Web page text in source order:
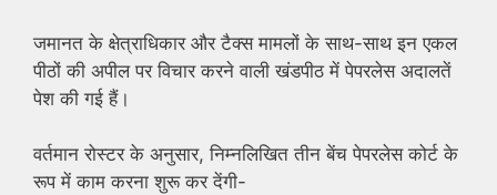
जमानत के क्षेत्राधिकार और टैक्स मामलों के साथ-साथ इन एकल
पीठों की अपील पर विचार करने वाली खंडपीठ में पेपरलेस अदालतें
पेश की गई हैं।
वर्तमान रोस्टर के अनुसार, निम्नलिखित तीन बेंच पेपरलेस कोर्ट के
रूप में काम करना शुरू कर देंगी-